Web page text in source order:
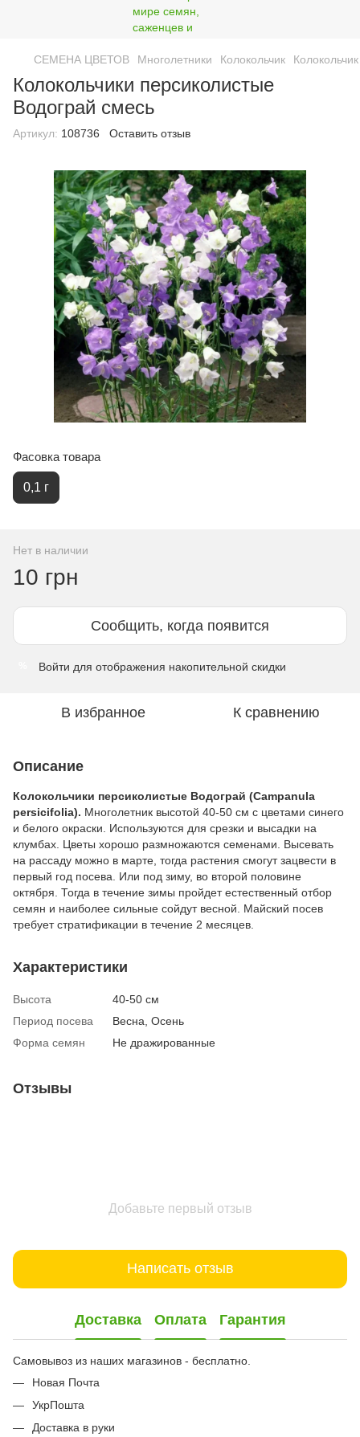
СЕМЕНА ЦВЕТОВ Многолетники Колокольчик
Колокольчики персиколистые
Водограй смесь
Артикул: 108736 Оставить отзыв
Фасовка товара
0,1 г
Нет в наличии
10 грн
Сообщить, когда появится
Войти для отображения накопительной скидки
В избранное К сравнению
Описание
Колокольчики персиколистые Водограй (Campanula
persicifolia). Многолетник высотой 40-50 см с цветами синего
и белого окраски. Используются для срезки и высадки на
клумбах. Цветы хорошо размножаются семенами. Высевать
на рассаду можно в марте, тогда растения смогут зацвести в
первый год посева. Или под зиму, во второй половине
октября. Тогда в течение зимы пройдет естественный отбор
семян и наиболее сильные сойдут весной. Майский посев
требует стратификации в течение 2 месяцев.
Характеристики
Высота
40-50 см
Период посева
Весна, Осень
Форма семян
Не дражированные
Отзывы
Добавьте первый отзыв
Написать отзыв
Доставка Оплата Гарантия
Самовывоз из наших магазинов - бесплатно.
Новая Почта
УкрПошта
Доставка в руки